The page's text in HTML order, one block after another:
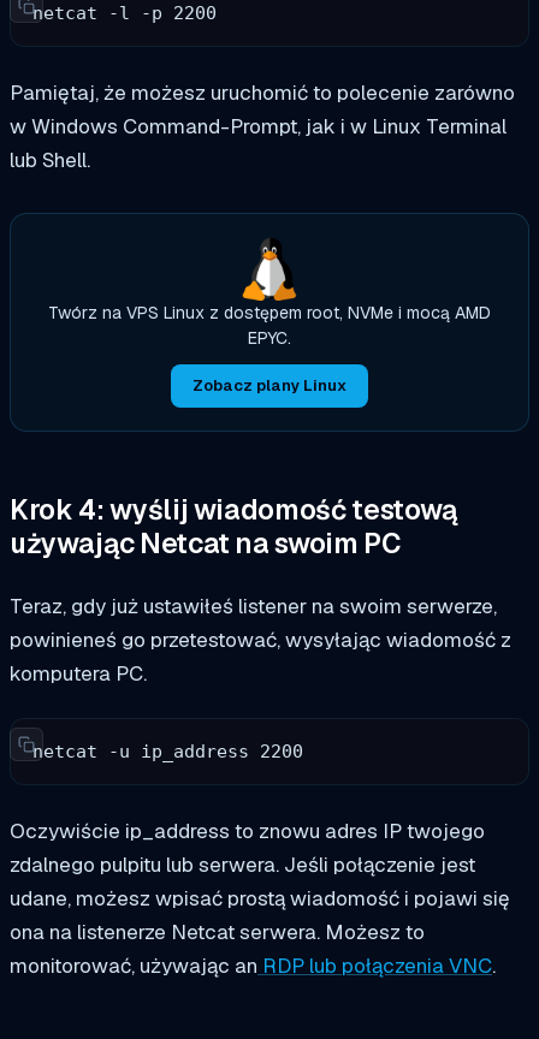
netcat -l -p 2200
Pamiętaj, że możesz uruchomić to polecenie zarówno
w Windows Command-Prompt, jak i w Linux Terminal
lub Shell.
Twórz na VPS Linux z dostępem root, NVMe i mocą AMD
EPYC.
Zobacz plany Linux
Krok 4: wyślij wiadomość testową
używając Netcat na swoim PC
Teraz, gdy już ustawiłeś listener na swoim serwerze,
powinieneś go przetestować, wysyłając wiadomość z
komputera PC.
netcat -u ip_address 2200
Oczywiście ip_address to znowu adres IP twojego
zdalnego pulpitu lub serwera. Jeśli połączenie jest
udane, możesz wpisać prostą wiadomość i pojawi się
ona na listenerze Netcat serwera. Możesz to
monitorować, używając an RDP lub połączenia VNC.